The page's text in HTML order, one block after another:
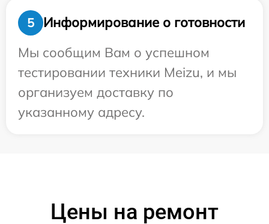
5
Информирование о готовности
Мы сообщим Вам о успешном
тестировании техники Meizu, и мы
организуем доставку по
указанному адресу.
Цены на ремонт